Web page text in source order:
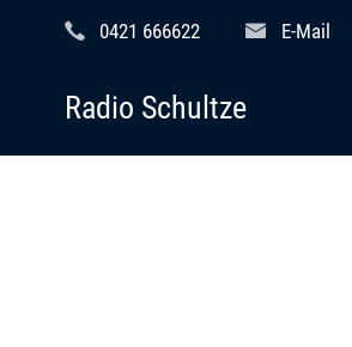
0421 666622 E-Mail
Radio Schultze